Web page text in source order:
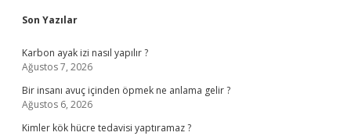
Sidebar
Son Yazılar
Karbon ayak izi nasıl yapılır ?
Ağustos 7, 2026
Bir insanı avuç içinden öpmek ne anlama gelir ?
Ağustos 6, 2026
Kimler kök hücre tedavisi yaptıramaz ?